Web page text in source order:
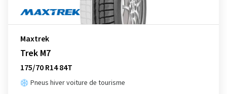
Maxtrek
Trek M7
175/70 R14 84T
Pneus hiver voiture de tourisme